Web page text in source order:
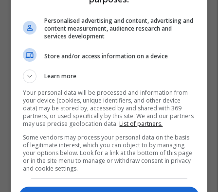
Personalised advertising and content, advertising and
content measurement, audience research and
services development
Store and/or access information on a device
Learn more
Your personal data will be processed and information from
your device (cookies, unique identifiers, and other device
data) may be stored by, accessed by and shared with 369
partners, or used specifically by this site. We and our partners
may use precise geolocation data. List of partners.
Some vendors may process your personal data on the basis
of legitimate interest, which you can object to by managing
your options below. Look for a link at the bottom of this page
or in the site menu to manage or withdraw consent in privacy
and cookie settings.